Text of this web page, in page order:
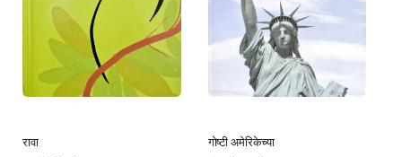
रावा गोष्टी अमेरिकेच्या